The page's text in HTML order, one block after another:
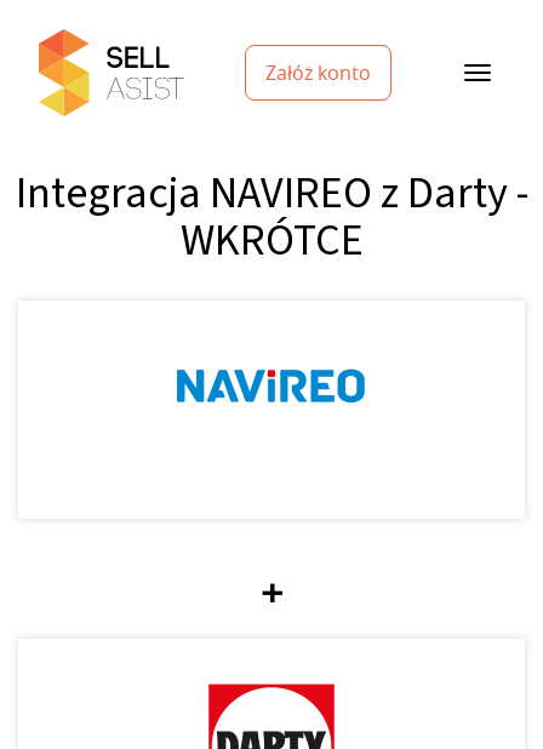
Załóż konto
Integracja NAVIREO z Darty -
WKRÓTCE
+